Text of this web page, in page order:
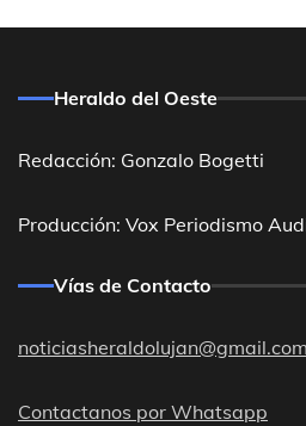
Heraldo del Oeste
Redacción: Gonzalo Bogetti
Producción: Vox Periodismo
Vías de Contacto
noticiasheraldolujan@gmail.com
Contactanos por Whatsapp